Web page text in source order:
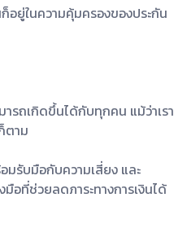
อยู่ในความคุ้มครองของประกัน
รถเกิดขึ้นได้กับทุกคน แม้ว่าเรา
ตาม
รับมือกับความเสี่ยง และ
อที่ช่วยลดภาระทางการเงินได้